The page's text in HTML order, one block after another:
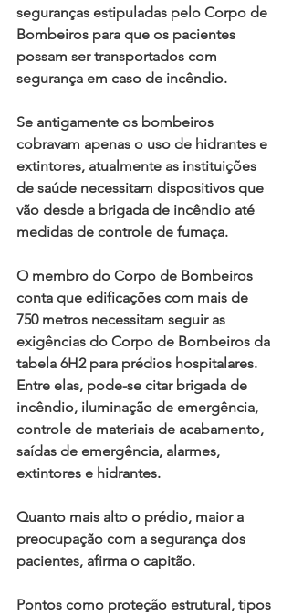
seguranças estipuladas pelo Corpo de
Bombeiros para que os pacientes
possam ser transportados com
segurança em caso de incêndio.
Se antigamente os bombeiros
cobravam apenas o uso de hidrantes e
extintores, atualmente as instituições
de saúde necessitam dispositivos que
vão desde a brigada de incêndio até
medidas de controle de fumaça.
O membro do Corpo de Bombeiros
conta que edificações com mais de
750 metros necessitam seguir as
exigências do Corpo de Bombeiros da
tabela 6H2 para prédios hospitalares.
Entre elas, pode-se citar brigada de
incêndio, iluminação de emergência,
controle de materiais de acabamento,
saídas de emergência, alarmes,
extintores e hidrantes.
Quanto mais alto o prédio, maior a
preocupação com a segurança dos
pacientes, afirma o capitão.
Pontos como proteção estrutural, tipos